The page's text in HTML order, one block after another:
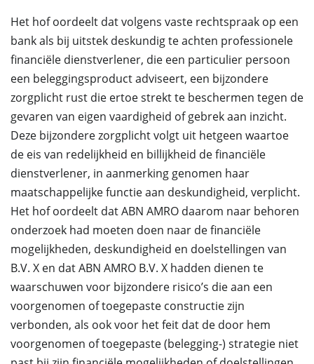
Het hof oordeelt dat volgens vaste rechtspraak op een
bank als bij uitstek deskundig te achten professionele
financiële dienstverlener, die een particulier persoon
een beleggingsproduct adviseert, een bijzondere
zorgplicht rust die ertoe strekt te beschermen tegen de
gevaren van eigen vaardigheid of gebrek aan inzicht.
Deze bijzondere zorgplicht volgt uit hetgeen waartoe
de eis van redelijkheid en billijkheid de financiële
dienstverlener, in aanmerking genomen haar
maatschappelijke functie aan deskundigheid, verplicht.
Het hof oordeelt dat ABN AMRO daarom naar behoren
onderzoek had moeten doen naar de financiële
mogelijkheden, deskundigheid en doelstellingen van
B.V. X en dat ABN AMRO B.V. X hadden dienen te
waarschuwen voor bijzondere risico’s die aan een
voorgenomen of toegepaste constructie zijn
verbonden, als ook voor het feit dat de door hem
voorgenomen of toegepaste (belegging-) strategie niet